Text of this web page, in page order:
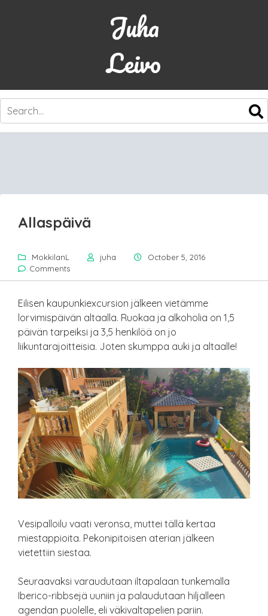
Juha
Leivo
SKIP
CONTENT
Allaspäivä
MokkilanL juha
October 5, 2016
Comments
Eilisen kaupunkiexcursion jälkeen vietämme
lorvimispäivän altaalla. Ruokaa ja alkoholia on 1,5
päivän tarpeiksi ja 3,5 henkilöä on jo
liikuntarajoitteisia. Joten skumppa auki ja altaalle!
Vesipalloilu vaati veronsa, muttei tällä kertaa
miestappioita. Pekonipitoisen aterian jälkeen
vietettiin siestaa.
Seuraavaksi varaudutaan iltapalaan tunkemalla
Iberico-ribbsejä uuniin ja palaudutaan hiljalleen
agendan puolelle, eli väkivaltapelien pariin.